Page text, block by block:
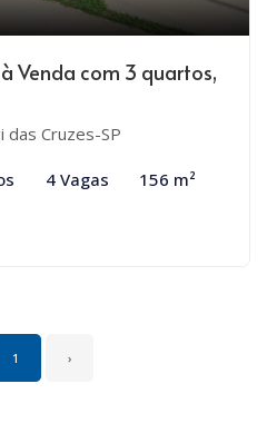
Venda com 3 quartos,
das Cruzes-SP
4 Vagas 156 m²
1 ›